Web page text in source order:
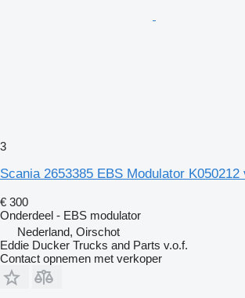
3
Scania 2653385 EBS Modulator
€ 300
Onderdeel - EBS modulator
Nederland, Oirschot
Eddie Ducker Trucks and Parts v.o.f.
Contact opnemen met verkoper